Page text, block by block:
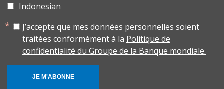
Indonesian
J’accepte que mes données personnelles soient
traitées conformément à la Politique de
confidentialité du Groupe de la Banque mondiale.
JE M'ABONNE